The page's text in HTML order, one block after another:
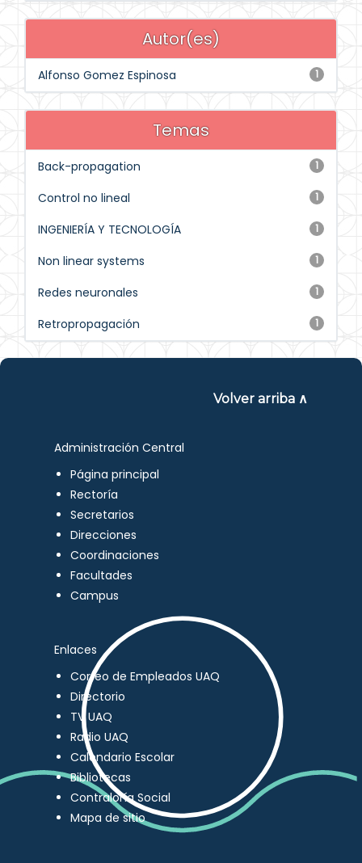
Autor(es)
1
Alfonso Gomez Espinosa
Temas
1
Back-propagation
1
Control no lineal
1
INGENIERÍA Y TECNOLOGÍA
1
Non linear systems
1
Redes neuronales
1
Retropropagación
Volver arriba ∧
Administración Central
Página principal
Rectoría
Secretarios
Direcciones
Coordinaciones
Facultades
Campus
Enlaces
Correo de Empleados UAQ
Directorio
TV UAQ
Radio UAQ
Calendario Escolar
Bibliotecas
Contraloría Social
Mapa de sitio